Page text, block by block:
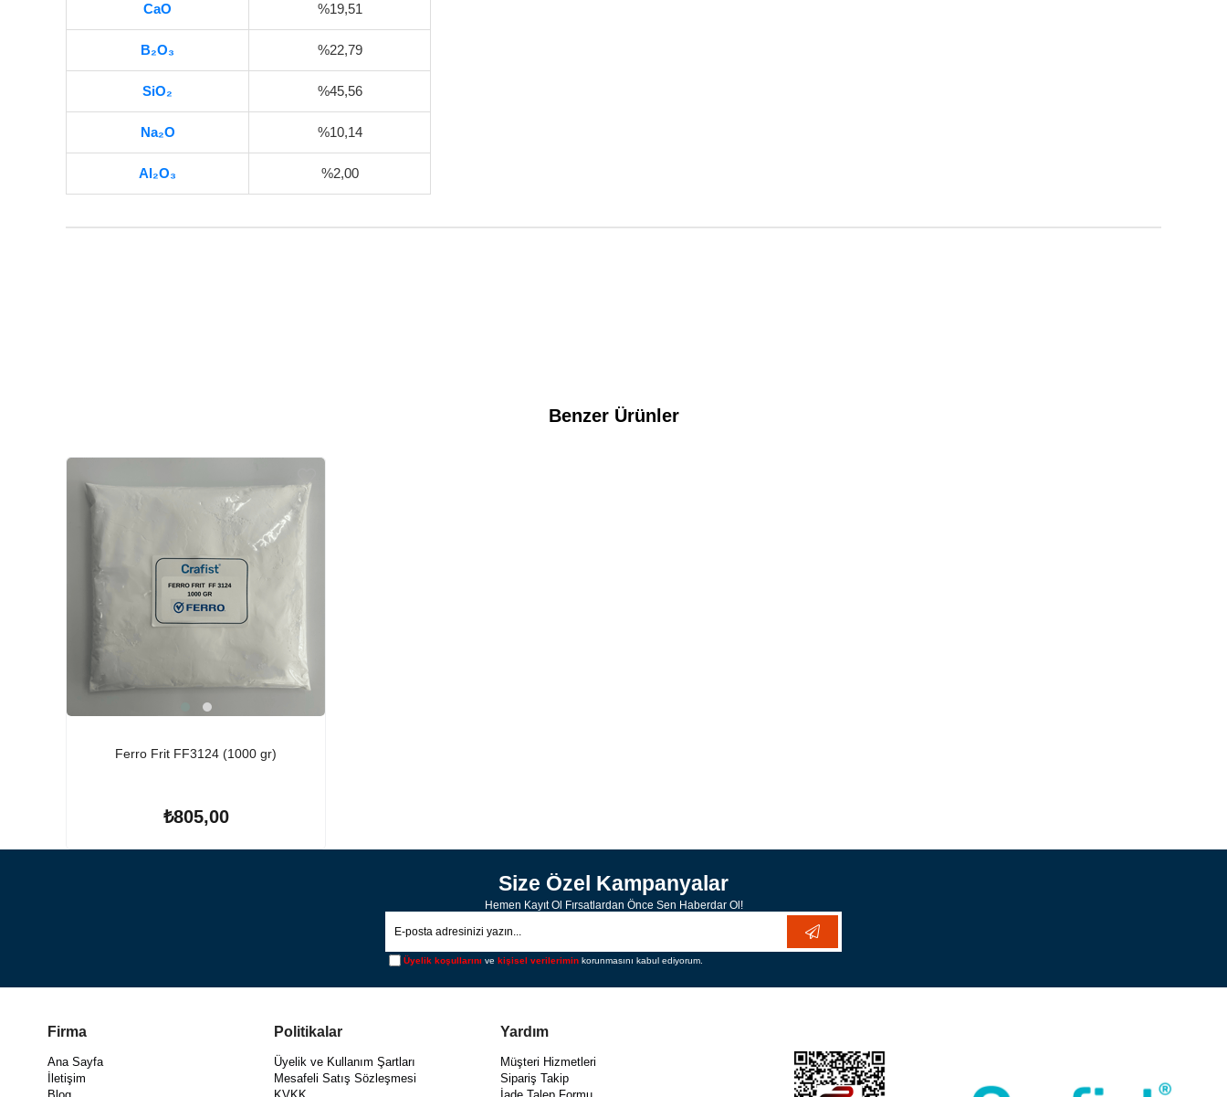
CaO %19,51
B₂O₃ %22,79
SiO₂ %45,56
Na₂O %10,14
Al₂O₃ %2,00
Benzer Ürünler
Ferro Frit FF3124 (1000 gr)
₺805,00
Size Özel Kampanyalar
Hemen Kayıt Ol Fırsatlardan Önce Sen Haberdar Ol!
Üyelik koşullarını ve kişisel verilerimin korunmasını kabul ediyorum.
Firma
Ana Sayfa
İletişim
Politikalar
Üyelik ve Kullanım Şartları
Mesafeli Satış Sözleşmesi
Yardım
Müşteri Hizmetleri
Sipariş Takip